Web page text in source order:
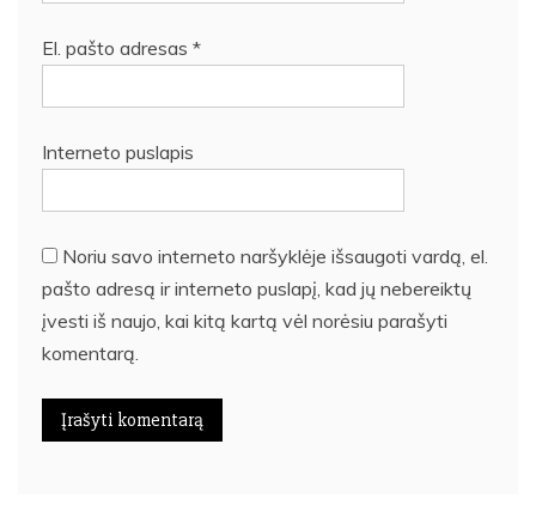
El. pašto adresas *
Interneto puslapis
Noriu savo interneto naršyklėje išsaugoti vardą, el.
pašto adresą ir interneto puslapį, kad jų nebereiktų
įvesti iš naujo, kai kitą kartą vėl norėsiu parašyti
komentarą.